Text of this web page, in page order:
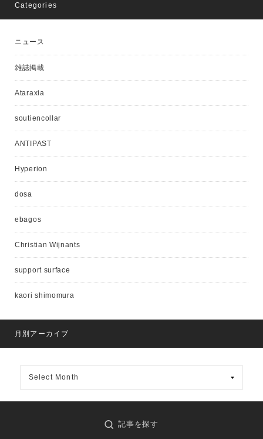
Categories
ニュース
雑誌掲載
Ataraxia
soutiencollar
ANTIPAST
Hyperion
dosa
ebagos
Christian Wijnants
support surface
kaori shimomura
月別アーカイブ
ア
記事を探す